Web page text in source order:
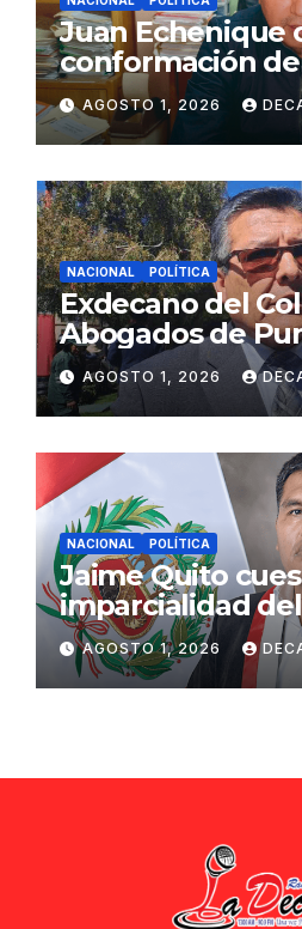
Juan Echenique
conformación
gabinete
Fujimori
AGOSTO 1, 2026
NACIONAL POLÍTICA
Exdecano del
Abogados de
propuestas
ciudadana
AGOSTO 1, 2026
NACIONAL POLÍTICA
Jaime Quito
imparcialidad
Constitucional
de Ollanta
AGOSTO 1, 2026